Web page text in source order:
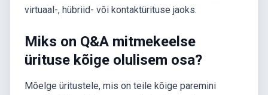
virtuaal-, hübriid- või kontaktürituse jaoks.
Miks on Q&A mitmekeelse
ürituse kõige olulisem osa?
Mõelge üritustele, mis on teile kõige paremini